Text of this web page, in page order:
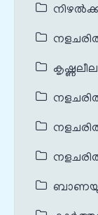
കൃഷ്ണലീല